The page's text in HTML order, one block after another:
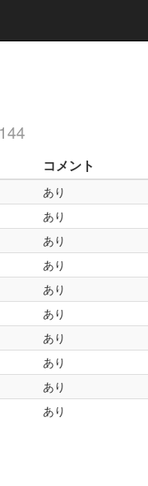
コメント
あり
あり
あり
あり
あり
あり
あり
あり
あり
あり